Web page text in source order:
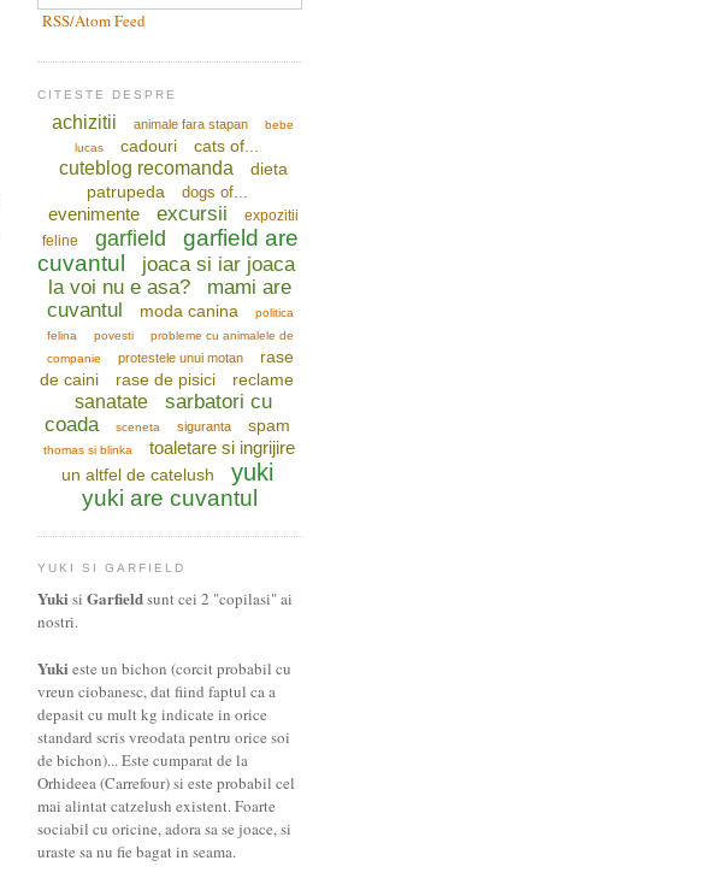
RSS/Atom Feed
CITESTE DESPRE
achizitii animale fara stapan
bebe
lucas
cadouri cats of...
cuteblog recomanda
dieta
patrupeda
dogs of...
evenimente excursii
expozitii
feline
garfield
garfield are
cuvantul
joaca si iar joaca
la voi nu e asa?
mami are
cuvantul
moda canina
politica
felina
povesti
probleme cu animalele de
companie
protestele unui motan
rase
de caini
rase de pisici reclame
sanatate
sarbatori cu
coada
sceneta siguranta spam
thomas si blinka toaletare si ingrijire
un altfel de catelush yuki
yuki are cuvantul
YUKI SI GARFIELD
Yuki si Garfieldsunt cei 2 "copilasi" ai
nostri.
Yuki este un bichon (corcit probabil cu
vreun ciobanesc, dat fiind faptul ca a
depasit cu mult kg indicate in orice
standard scris vreodata pentru orice soi
de bichon)... Este cumparat de la
Orhideea (Carrefour) si este probabil cel
mai alintat catzelush existent. Foarte
sociabil cu oricine, adora sa se joace, si
uraste sa nu fie bagat in seama.